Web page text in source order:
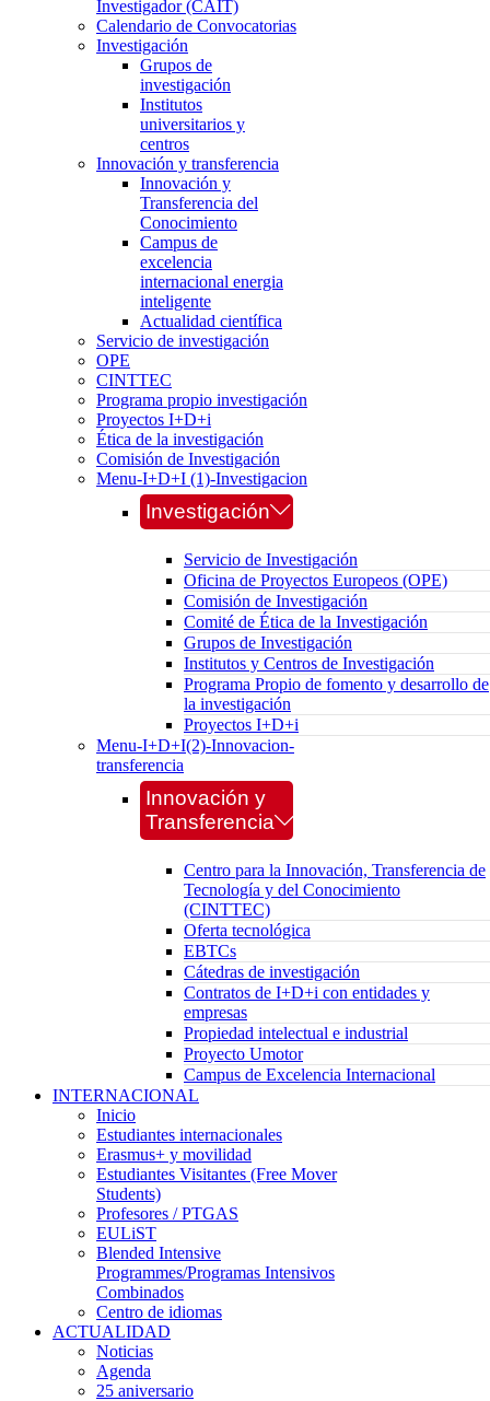
Investigador (CAIT)
Calendario de Convocatorias
Investigación
Grupos de
investigación
Institutos
universitarios y
centros
Innovación y transferencia
Innovación y
Transferencia del
Conocimiento
Campus de
excelencia
internacional energia
inteligente
Actualidad científica
Servicio de investigación
OPE
CINTTEC
Programa propio investigación
Proyectos I+D+i
Ética de la investigación
Comisión de Investigación
Menu-I+D+I (1)-Investigacion
Investigación
Servicio de Investigación
Oficina de Proyectos Europeos (OPE)
Comisión de Investigación
Comité de Ética de la Investigación
Grupos de Investigación
Institutos y Centros de Investigación
Programa Propio de fomento y desarrollo de
la investigación
Proyectos I+D+i
Menu-I+D+I(2)-Innovacion-
transferencia
Innovación y
Transferencia
Centro para la Innovación, Transferencia de
Tecnología y del Conocimiento
(CINTTEC)
Oferta tecnológica
EBTCs
Cátedras de investigación
Contratos de I+D+i con entidades y
empresas
Propiedad intelectual e industrial
Proyecto Umotor
Campus de Excelencia Internacional
INTERNACIONAL
Inicio
Estudiantes internacionales
Erasmus+ y movilidad
Estudiantes Visitantes (Free Mover
Students)
Profesores / PTGAS
EULiST
Blended Intensive
Programmes/Programas Intensivos
Combinados
Centro de idiomas
ACTUALIDAD
Noticias
Agenda
25 aniversario